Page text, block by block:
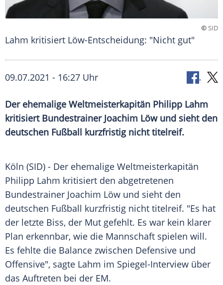
©SID
Lahm kritisiert Löw-Entscheidung: "Nicht gut"
09.07.2021 - 16:27 Uhr
Der ehemalige Weltmeisterkapitän Philipp Lahm
kritisiert Bundestrainer Joachim Löwund sieht den
deutschen Fußball kurzfristig nicht titelreif.
Köln (SID) - Der ehemalige Weltmeisterkapitän
Philipp Lahm kritisiert den abgetretenen
Bundestrainer Joachim Löw und sieht den
deutschen Fußball kurzfristig nicht titelreif. "Es hat
der letzte Biss, der Mut gefehlt. Es war kein klarer
Plan erkennbar, wie die Mannschaft spielen will.
Es fehlte die Balance zwischen Defensive und
Offensive", sagte Lahm im Spiegel-Interview über
das Auftreten bei der EM.